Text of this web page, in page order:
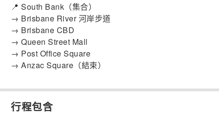
📍 South Bank（集合）
→ Brisbane River 河岸步道
→ Brisbane CBD
→ Queen Street Mall
→ Post Office Square
→ Anzac Square（結束）
行程包含